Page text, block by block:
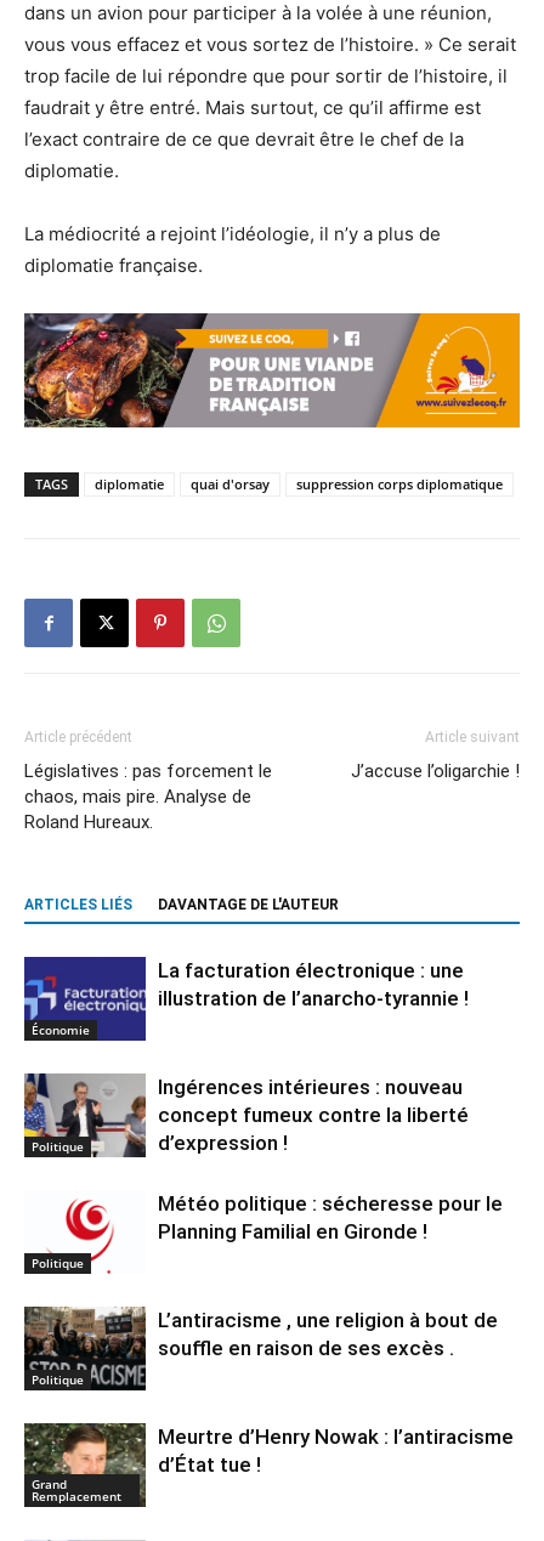
dans un avion pour participer à la volée à une réunion,
vous vous effacez et vous sortez de l’histoire. » Ce serait
trop facile de lui répondre que pour sortir de l’histoire, il
faudrait y être entré. Mais surtout, ce qu’il affirme est
l’exact contraire de ce que devrait être le chef de la
diplomatie.
La médiocrité a rejoint l’idéologie, il n’y a plus de
diplomatie française.
TAGS diplomatie quai d'orsay suppression corps diplomatique
Article précédent
Législatives : pas forcement le
chaos, mais pire. Analyse de
Roland Hureaux.
Article suivant
J’accuse l’oligarchie !
ARTICLES LIÉS DAVANTAGE DE L'AUTEUR
Économie
La facturation électronique : une
illustration de l’anarcho-tyrannie !
Politique
Ingérences intérieures : nouveau
concept fumeux contre la liberté
d’expression !
Politique
Météo politique : sécheresse pour le
Planning Familial en Gironde !
Politique
L’antiracisme , une religion à bout de
souffle en raison de ses excès .
Grand
Remplacement
Meurtre d’Henry Nowak : l’antiracisme
d’État tue !